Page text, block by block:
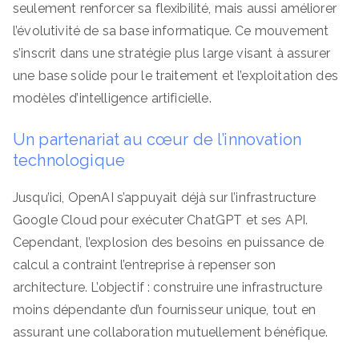
seulement renforcer sa flexibilité, mais aussi améliorer
l’évolutivité de sa base informatique. Ce mouvement
s’inscrit dans une stratégie plus large visant à assurer
une base solide pour le traitement et l’exploitation des
modèles d’intelligence artificielle.
Un partenariat au cœur de l’innovation
technologique
Jusqu’ici, OpenAI s’appuyait déjà sur l’infrastructure
Google Cloud pour exécuter ChatGPT et ses API.
Cependant, l’explosion des besoins en puissance de
calcul a contraint l’entreprise à repenser son
architecture. L’objectif : construire une infrastructure
moins dépendante d’un fournisseur unique, tout en
assurant une collaboration mutuellement bénéfique.